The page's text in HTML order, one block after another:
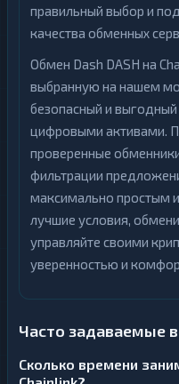
правильный выбор и
качества обменных
Обмен Dash DASH на
выбранную на нашем
безопасный и
цифровыми активами.
проверенные
фильтрации
максимально простым
лучшие условия,
управляйте своими
уверенностью и
Часто задаваемые
Сколько времени